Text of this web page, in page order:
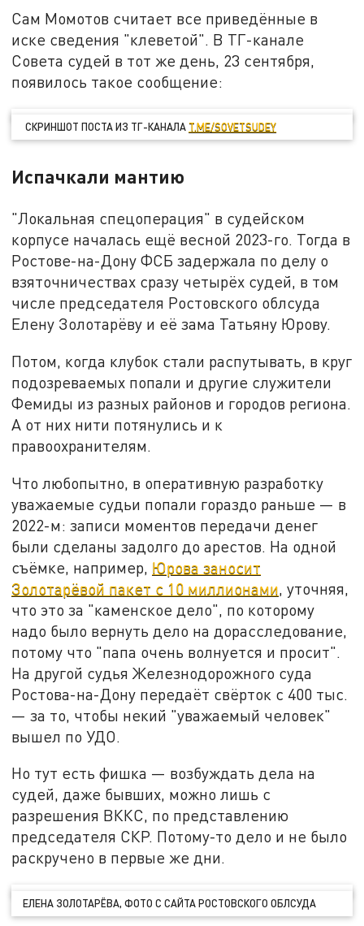
Сам Момотов считает все приведённые в
иске сведения "клеветой". В ТГ-канале
Совета судей в тот же день, 23 сентября,
появилось такое сообщение:
СКРИНШОТ ПОСТА ИЗ ТГ-КАНАЛА T.ME/SOVETSUDEY
Испачкали мантию
"Локальная спецоперация" в судейском
корпусе началась ещё весной 2023-го. Тогда в
Ростове-на-Дону ФСБ задержала по делу о
взяточничествах сразу четырёх судей, в том
числе председателя Ростовского облсуда
Елену Золотарёву и её зама Татьяну Юрову.
Потом, когда клубок стали распутывать, в круг
подозреваемых попали и другие служители
Фемиды из разных районов и городов региона.
А от них нити потянулись и к
правоохранителям.
Что любопытно, в оперативную разработку
уважаемые судьи попали гораздо раньше — в
2022-м: записи моментов передачи денег
были сделаны задолго до арестов. На одной
съёмке, например, Юрова заносит
Золотарёвой пакет с 10 миллионами, уточняя,
что это за "каменское дело", по которому
надо было вернуть дело на дорасследование,
потому что "папа очень волнуется и просит".
На другой судья Железнодорожного суда
Ростова-на-Дону передаёт свёрток с 400 тыс.
— за то, чтобы некий "уважаемый человек"
вышел по УДО.
Но тут есть фишка — возбуждать дела на
судей, даже бывших, можно лишь с
разрешения ВККС, по представлению
председателя СКР. Потому-то дело и не было
раскручено в первые же дни.
ЕЛЕНА ЗОЛОТАРЁВА, ФОТО С САЙТА РОСТОВСКОГО ОБЛСУДА